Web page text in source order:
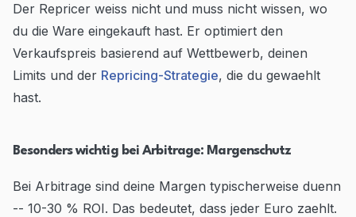
Der Repricer weiss nicht und muss nicht wissen, wo
du die Ware eingekauft hast. Er optimiert den
Verkaufspreis basierend auf Wettbewerb, deinen
Limits und der Repricing-Strategie, die du gewaehlt
hast.
Besonders wichtig bei Arbitrage: Margenschutz
Bei Arbitrage sind deine Margen typischerweise duenn
-- 10-30 % ROI. Das bedeutet, dass jeder Euro zaehlt.